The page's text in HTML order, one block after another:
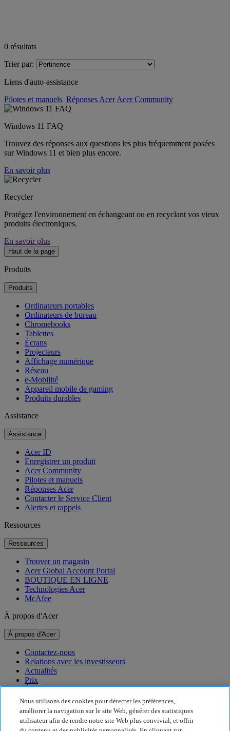
0 résultats
Trier par:
Liens d'auto-assistance
Pilotes et manuels Réponses Acer Acer Community
Windows 11 FAQ
Trouvez des réponses aux questions les plus fréquemment posées
sur Windows 11 et bien plus encore.
En savoir plus
Recycler
Protégez l'environnement en échangeant ou en recyclant vos vieux
produits électroniques.
En savoir plus
Haut de la page
Produits
Produits
Ordinateurs portables
Ordinateurs de bureau
Chromebooks
Tablettes
Écrans
Projecteurs
Affichage numérique
Réseau
e-Mobilité
Appareil mobile de gaming
Produits durables
Assistance
Assistance
Acer ID
Enregistrer un produit
Acer Community
Pilotes et manuels
Réponses Acer
Contacter le Service Client
Alertes et rappels
Ressources
Ressources
Trouver un magasin
Acer Global Account Portal
BOUTIQUE EN LIGNE
Technologies Acer
McAfee
À propos d'Acer
À propos d'Acer
Contactez-nous
Relations avec les investisseurs
Actualités
Prix
Événements
Développement durable
Développement durable
Nous utilisons des cookies pour détecter les préférences,
améliorer la navigation sur le site Web, générer des statistiques
utilisateur afin de rendre notre site Web plus convivial, et offrir